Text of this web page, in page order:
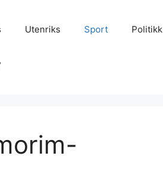
Utenriks Sport Politikk